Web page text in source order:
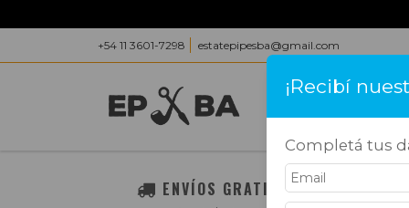
+54 11 3601-7298 estatepipesba@gmail.com
ENVÍOS GRATIS A TODO EL PAÍS
¡Recibí
Completá tus